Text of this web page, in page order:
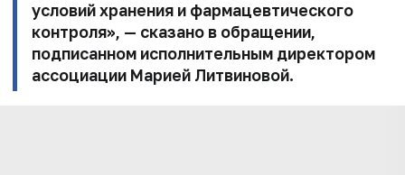
условий хранения и фармацевтического
контроля», — сказано в обращении,
подписанном исполнительным директором
ассоциации Марией Литвиновой.